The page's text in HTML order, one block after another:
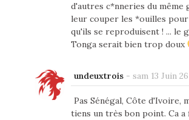
d'autres c*nneries du même
leur couper les *ouilles
qu'ils se reproduisent ! ... le
Tonga serait bien trop doux
undeuxtrois- sam 13 Juin
Pas Sénégal, Côte d'Ivoire,
tiens un très bon point. Ca